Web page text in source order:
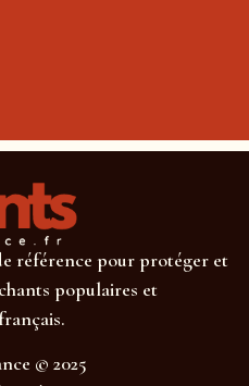
référence pour protéger et
populaires et
© 2025